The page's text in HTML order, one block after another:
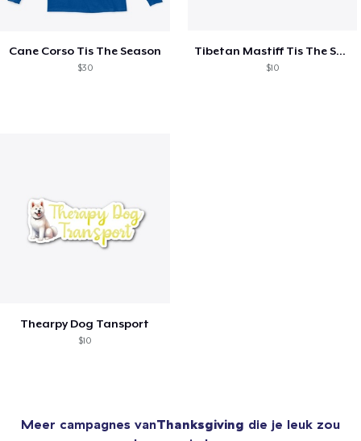
Cane Corso Tis The Season
$30
Tibetan Mastiff Tis The Season Fall
$10
Thearpy Dog Tansport
$10
Meer campagnes vanThanksgiving die je leuk zou